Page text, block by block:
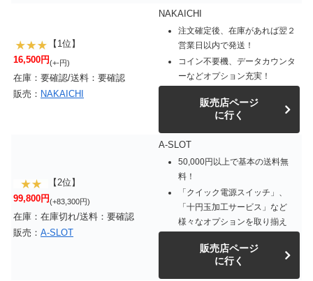
【1位】
16,500円(+-円)
在庫：要確認/送料：要確認
販売： NAKAICHI
NAKAICHI
注文確定後、在庫があれば翌２
営業日以内で発送！
コイン不要機、データカウンタ
ーなどオプション充実！
販売店ページ
に行く
【2位】
99,800円(+83,300円)
在庫：在庫切れ/送料：要確認
販売： A-SLOT
A-SLOT
50,000円以上で基本の送料無
料！
「クイック電源スイッチ」、
「十円玉加工サービス」など
様々なオプションを取り揃え
販売店ページ
に行く